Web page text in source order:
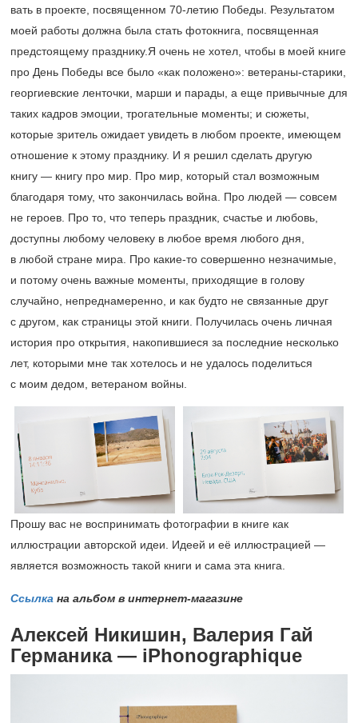
вать в проекте, посвященном 70-летию Победы. Результатом
моей работы должна была стать фотокнига, посвященная
предстоящему празднику.Я очень не хотел, чтобы в моей книге
про День Победы все было «как положено»: ветераны-старики,
георгиевские ленточки, марши и парады, а еще привычные для
таких кадров эмоции, трогательные моменты; и сюжеты,
которые зритель ожидает увидеть в любом проекте, имеющем
отношение к этому празднику. И я решил сделать другую
книгу — книгу про мир. Про мир, который стал возможным
благодаря тому, что закончилась война. Про людей — совсем
не героев. Про то, что теперь праздник, счастье и любовь,
доступны любому человеку в любое время любого дня,
в любой стране мира. Про какие-то совершенно незначимые,
и потому очень важные моменты, приходящие в голову
случайно, непреднамеренно, и как будто не связанные друг
с другом, как страницы этой книги. Получилась очень личная
история про открытия, накопившиеся за последние несколько
лет, которыми мне так хотелось и не удалось поделиться
с моим дедом, ветераном войны.
Прошу вас не воспринимать фотографии в книге как
иллюстрации авторской идеи. Идеей и её иллюстрацией —
является возможность такой книги и сама эта книга.
Ссылка на альбом в интернет-магазине
Алексей Никишин, Валерия Гай
Германика — iPhonographique